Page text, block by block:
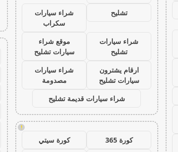
تشليح
شراء سيارات
سكراب
شراء سيارات
تشليح
موقع شراء
سيارات تشليح
ارقام يشترون
سيارات تشليح
شراء سيارات
مصدومة
شراء سيارات قديمة تشليح
!
كورة 365
كورة سيتي